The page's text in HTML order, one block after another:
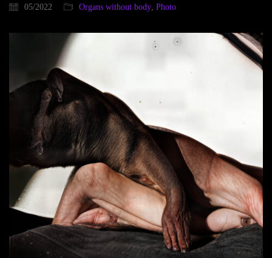
05/2022 Organs without body, Photo